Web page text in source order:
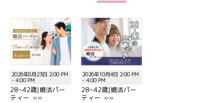
2026年8月23日 2:00 PM
- 4:00 PM
28~42歳|婚活パー
ティー »»
2026年10月4日 2:00 PM
- 4:00 PM
28~42歳|婚活パー
ティー »»